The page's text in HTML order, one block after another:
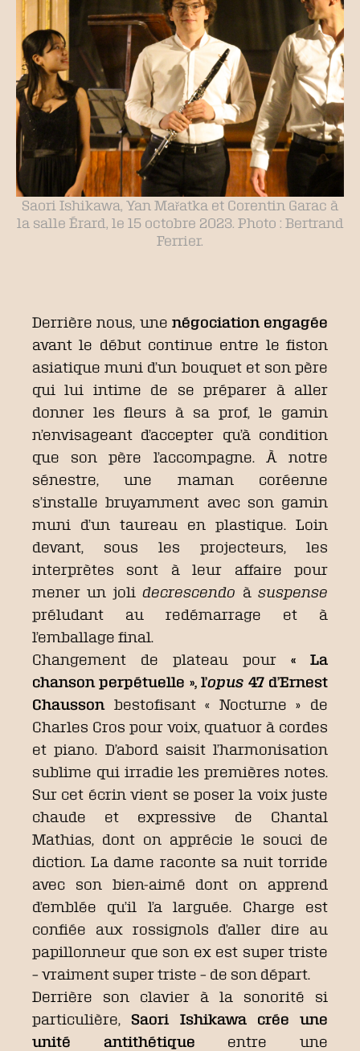
Saori Ishikawa, Yan Mařatka et Corentin Garac à
la salle Érard, le 15 octobre 2023. Photo : Bertrand
Ferrier.
Derrière nous, une négociation engagée
avant le début continue entre le fiston
asiatique muni d’un bouquet et son père
qui lui intime de se préparer à aller
donner les fleurs à sa prof, le gamin
n’envisageant d’accepter qu’à condition
que son père l’accompagne. À notre
sénestre, une maman coréenne
s’installe bruyamment avec son gamin
muni d’un taureau en plastique. Loin
devant, sous les projecteurs, les
interprètes sont à leur affaire pour
mener un jolidecrescendo àsuspense
préludant au redémarrage et à
l’emballage final.
Changement de plateau pour « La
chanson perpétuelle », l’opus 47 d’Ernest
Chaussonbestofisant « Nocturne » de
Charles Cros pour voix, quatuor à cordes
et piano. D’abord saisit l’harmonisation
sublime qui irradie les premières notes.
Sur cet écrin vient se poser la voix juste
chaude et expressive de Chantal
Mathias, dont on apprécie le souci de
diction. La dame raconte sa nuit torride
avec son bien-aimé dont on apprend
d’emblée qu’il l’a larguée. Charge est
confiée aux rossignols d’aller dire au
papillonneur que son ex est super triste
– vraiment super triste – de son départ.
Derrière son clavier à la sonorité si
particulière,Saori Ishikawa crée une
unité antithétique entre une